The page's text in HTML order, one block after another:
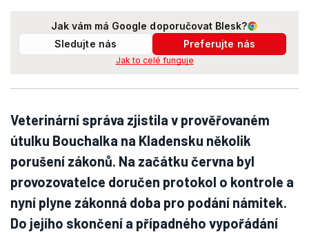
Jak vám má Google doporučovat Blesk?
Sledujte nás
Preferujte nás
Jak to celé funguje
Veterinární správa zjistila v prověřovaném
útulku Bouchalka na Kladensku několik
porušení zákonů. Na začátku června byl
provozovatelce doručen protokol o kontrole a
nyní plyne zákonná doba pro podání námitek.
Do jejího skončení a případného vypořádání